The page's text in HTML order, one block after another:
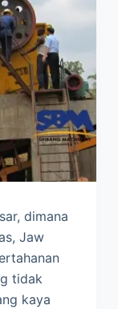
dimana
Jaw
tidak
kaya